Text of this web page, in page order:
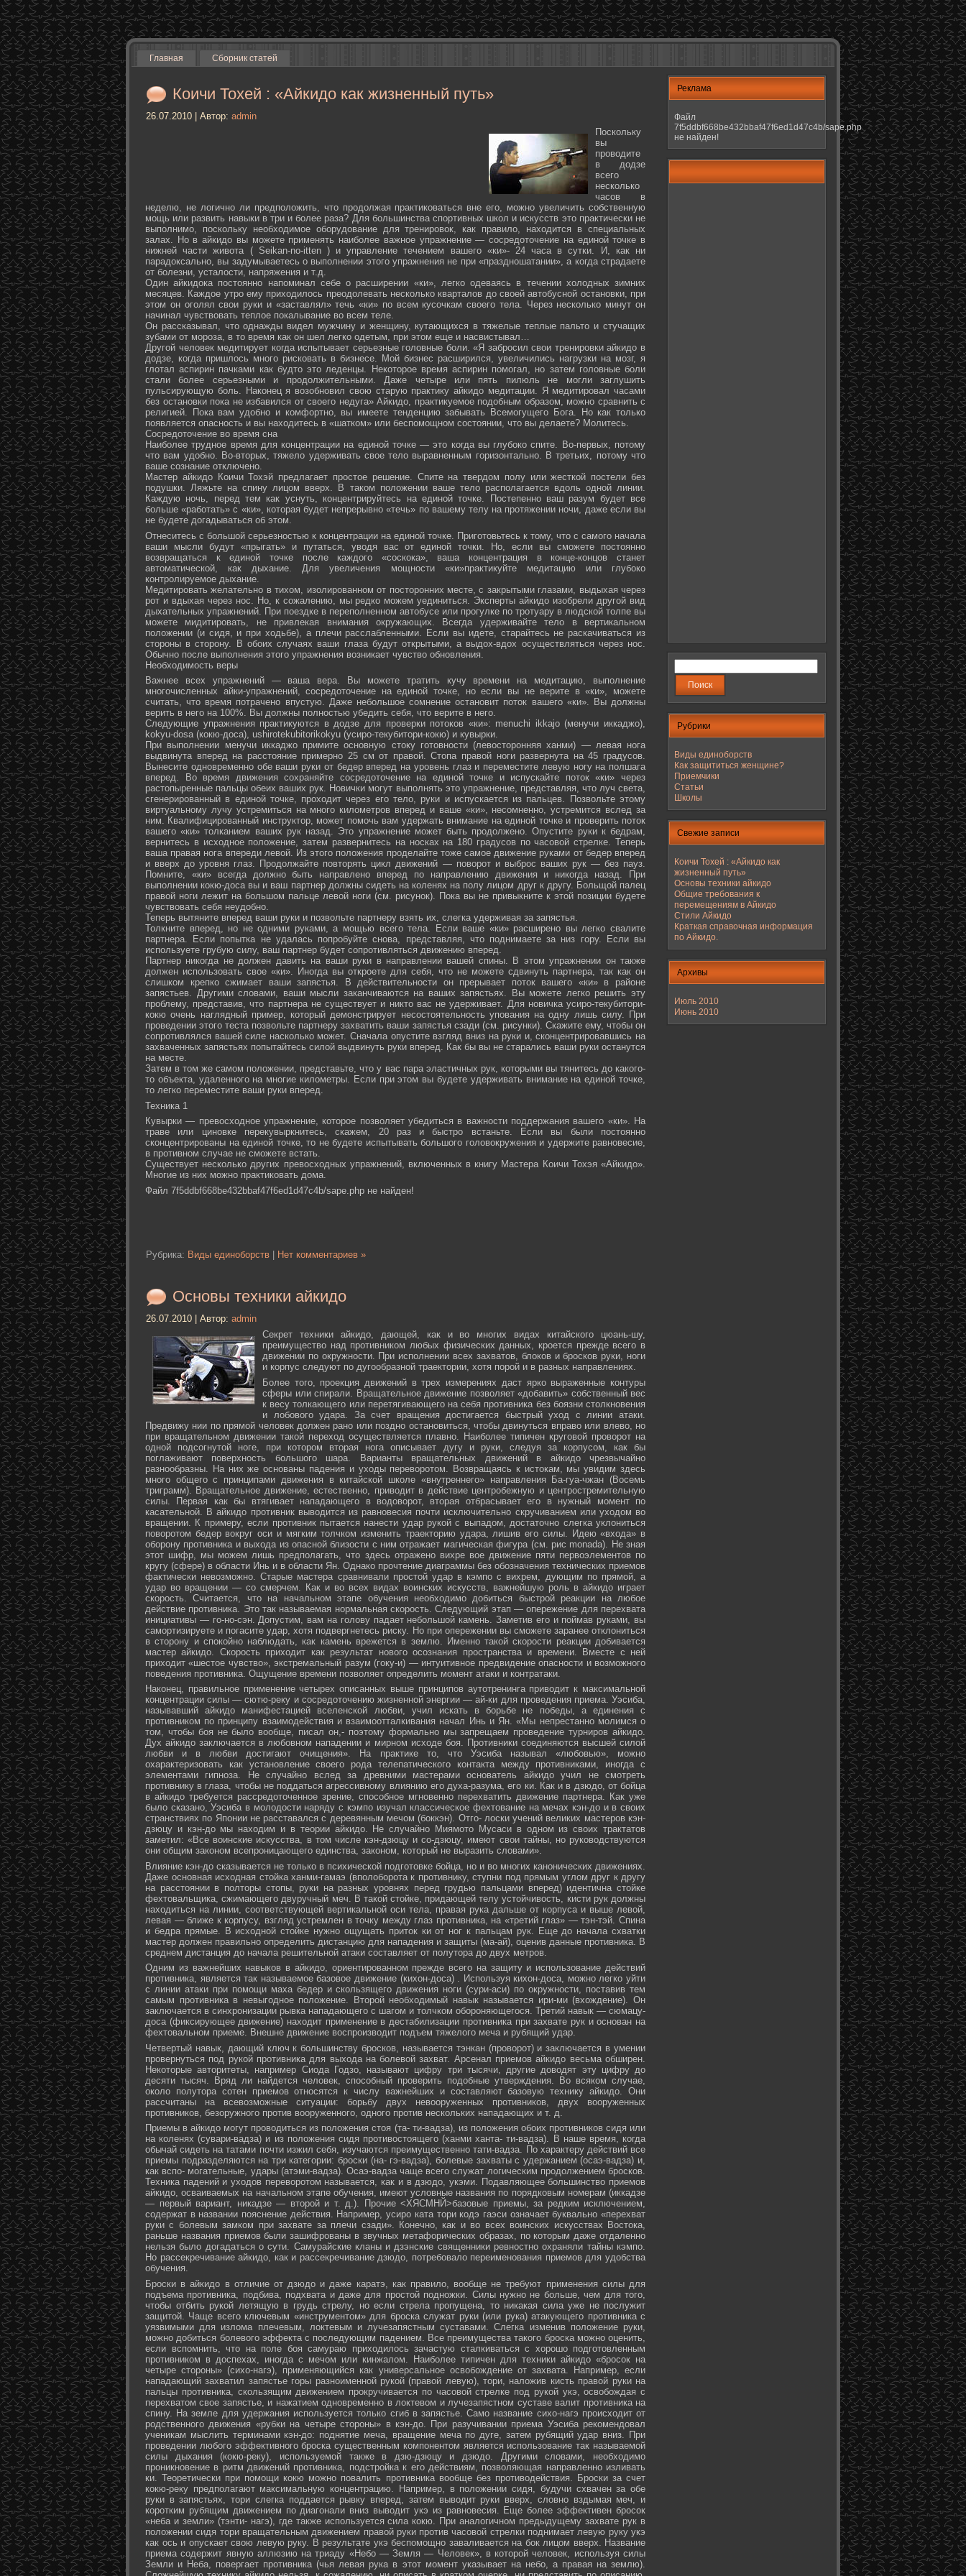
Главная Сборник статей
Коичи Тохей : «Айкидо как жизненный путь»
26.07.2010 | Автор: admin
Поскольку
вы
проводите
в додзе
всего
несколько
часов в
неделю, не логично ли предположить, что продолжая практиковаться вне его, можно увеличить собственную
мощь или развить навыки в три и более раза? Для большинства спортивных школ и искусств это практически не
выполнимо, поскольку необходимое оборудование для тренировок, как правило, находится в специальных
залах. Но в айкидо вы можете применять наиболее важное упражнение — сосредоточение на единой точке в
нижней части живота ( Seikan-­no-­itten ) и управление течением вашего «ки»- 24 часа в сутки. И, как ни
парадоксально, вы задумываетесь о выполнении этого упражнения не при «праздношатании», а когда страдаете
от болезни, усталости, напряжения и т.д.
Один айкидока постоянно напоминал себе о расширении «ки», легко одеваясь в течении холодных зимних
месяцев. Каждое утро ему приходилось преодолевать несколько кварталов до своей автобусной остановки, при
этом он оголял свои руки и «заставлял» течь «ки» по всем кусочкам своего тела. Через несколько минут он
начинал чувствовать теплое покалывание во всем теле.
Он рассказывал, что однажды видел мужчину и женщину, кутающихся в тяжелые теплые пальто и стучащих
зубами от мороза, в то время как он шел легко одетым, при этом еще и насвистывал…
Другой человек медитирует когда испытывает серьезные головные боли. «Я забросил свои тренировки айкидо в
додзе, когда пришлось много рисковать в бизнесе. Мой бизнес расширился, увеличились нагрузки на мозг, я
глотал аспирин пачками как будто это леденцы. Некоторое время аспирин помогал, но затем головные боли
стали более серьезными и продолжительными. Даже четыре или пять пилюль не могли заглушить
пульсирующую боль. Наконец я возобновил свою старую практику айкидо медитации. Я медитировал часами
без остановки пока не избавился от своего недуга» Айкидо, практикуемое подобным образом, можно сравнить с
религией. Пока вам удобно и комфортно, вы имеете тенденцию забывать Всемогущего Бога. Но как только
появляется опасность и вы находитесь в «шатком» или беспомощном состоянии, что вы делаете? Молитесь.
Сосредоточение во время сна
Наиболее трудное время для концентрации на единой точке — это когда вы глубоко спите. Во-первых, потому
что вам удобно. Во-вторых, тяжело удерживать свое тело выравненным горизонтально. В третьих, потому что
ваше сознание отключено.
Мастер айкидо Коичи Тохэй предлагает простое решение. Спите на твердом полу или жесткой постели без
подушки. Ляжьте на спину лицом вверх. В таком положении ваше тело располагается вдоль одной линии.
Каждую ночь, перед тем как уснуть, концентрируйтесь на единой точке. Постепенно ваш разум будет все
больше «работать» с «ки», которая будет непрерывно «течь» по вашему телу на протяжении ночи, даже если вы
не будете догадываться об этом.
Отнеситесь с большой серьезностью к концентрации на единой точке. Приготовьтесь к тому, что с самого начала
ваши мысли будут «прыгать» и путаться, уводя вас от единой точки. Но, если вы сможете постоянно
возвращаться к единой точке после каждого «соскока», ваша концентрация в конце-концов станет
автоматической, как дыхание. Для увеличения мощности «ки»практикуйте медитацию или глубоко
контролируемое дыхание.
Медитировать желательно в тихом, изолированном от посторонних месте, с закрытыми глазами, выдыхая через
рот и вдыхая через нос. Но, к сожалению, мы редко можем уединиться. Эксперты айкидо изобрели другой вид
дыхательных упражнений. При поездке в переполненном автобусе или прогулке по тротуару в людской толпе вы
можете мидитировать, не привлекая внимания окружающих. Всегда удерживайте тело в вертикальном
положении (и сидя, и при ходьбе), а плечи расслабленными. Если вы идете, старайтесь не раскачиваться из
стороны в сторону. В обоих случаях ваши глаза будут открытыми, а выдох-вдох осуществляться через нос.
Обычно после выполнения этого упражнения возникает чувство обновления.
Необходимость веры
Важнее всех упражнений — ваша вера. Вы можете тратить кучу времени на медитацию, выполнение
многочисленных айки-упражнений, сосредоточение на единой точке, но если вы не верите в «ки», можете
считать, что время потрачено впустую. Даже небольшое сомнение остановит поток вашего «ки». Вы должны
верить в него на 100%. Вы должны полностью убедить себя, что верите в него.
Следующие упражнения практикуются в додзе для проверки потоков «ки»: menuchi ikkajo (менучи иккаджо),
kokyu-dosa (кокю-доса), ushiro­tekubitori­kokyu (усиро-текубитори-кокю) и кувырки.
При выполнении менучи иккаджо примите основную стоку готовности (левосторонняя ханми) — левая нога
выдвинута вперед на расстояние примерно 25 см от правой. Стопа правой ноги развернута на 45 градусов.
Вынесите одновременно обе ваши руки от бедер вперед на уровень глаз и переместите левую ногу на полшага
вперед. Во время движения сохраняйте сосредоточение на единой точке и испускайте поток «ки» через
растопыренные пальцы обеих ваших рук. Новички могут выполнять это упражнение, представляя, что луч света,
сгенерированный в единой точке, проходит через его тело, руки и испускается из пальцев. Позвольте этому
виртуальному лучу устремиться на много километров вперед и ваше «ки», несомненно, устремится вслед за
ним. Квалифицированный инструктор, может помочь вам удержать внимание на единой точке и проверить поток
вашего «ки» толканием ваших рук назад. Это упражнение может быть продолжено. Опустите руки к бедрам,
вернитесь в исходное положение, затем развернитесь на носках на 180 градусов по часовой стрелке. Теперь
ваша правая нога впереди левой. Из этого положения проделайте тоже самое движение руками от бедер вперед
и вверх до уровня глаз. Продолжайте повторять цикл движений — поворот и выброс ваших рук — без пауз.
Помните, «ки» всегда должно быть направлено вперед по направлению движения и никогда назад. При
выполнении кокю-доса вы и ваш партнер должны сидеть на коленях на полу лицом друг к другу. Больщой палец
правой ноги лежит на большом пальце левой ноги (см. рисунок). Пока вы не привыкните к этой позиции будете
чувствовать себя неудобно.
Теперь вытяните вперед ваши руки и позвольте партнеру взять их, слегка удерживая за запястья.
Толкните вперед, но не одними руками, а мощью всего тела. Если ваше «ки» расширено вы легко свалите
партнера. Если попытка не удалась попробуйте снова, представляя, что поднимаете за низ гору. Если вы
используете грубую силу, ваш партнер будет сопротивляться движению вперед.
Партнер никогда не должен давить на ваши руки в направлении вашей спины. В этом упражнении он также
должен использовать свое «ки». Иногда вы откроете для себя, что не можете сдвинуть партнера, так как он
слишком крепко сжимает ваши запястья. В действительности он прерывает поток вашего «ки» в районе
запястьев. Другими словами, ваши мысли заканчиваются на ваших запястьях. Вы можете легко решить эту
проблему, представив, что партнера не существует и никто вас не удерживает. Для новичка усиро-текубитори-
кокю очень наглядный пример, который демонстрирует несостоятельность упования на одну лишь силу. При
проведении этого теста позвольте партнеру захватить ваши запястья сзади (см. рисунки). Скажите ему, чтобы он
сопротивлялся вашей силе насколько может. Сначала опустите взгляд вниз на руки и, сконцентрировавшись на
захваченных запястьях попытайтесь силой выдвинуть руки вперед. Как бы вы не старались ваши руки останутся
на месте.
Затем в том же самом положении, представьте, что у вас пара эластичных рук, которыми вы тянитесь до какого-
то объекта, удаленного на многие километры. Если при этом вы будете удерживать внимание на единой точке,
то легко переместите ваши руки вперед.
Техника 1
Кувырки — превосходное упражнение, которое позволяет убедиться в важности поддержания вашего «ки». На
траве или циновке перекувыркнитесь, скажем, 20 раз и быстро встаньте. Если вы были постоянно
сконцентрированы на единой точке, то не будете испытывать большого головокружения и удержите равновесие,
в противном случае не сможете встать.
Существует несколько других превосходных упражнений, включенных в книгу Мастера Коичи Тохэя «Айкидо».
Многие из них можно практиковать дома.
Файл 7f5ddbf668be432bbaf47f6ed1d47c4b/sape.php не найден!
Рубрика: Виды единоборств Нет комментариев »
Основы техники айкидо
26.07.2010 | Автор: admin
Секрет техники айкидо, дающей, как и во многих видах китайского цюань-шу,
преимущество над противником любых физических данных, кроется прежде всего в
движении по окружности. При исполнении всех захватов, блоков и бросков руки, ноги
и корпус следуют по дугообразной траектории, хотя порой и в разных направлениях.
Более того, проекция движений в трех измерениях даст ярко выраженные контуры
сферы или спирали. Вращательное движение позволяет «добавить» собственный вес
к весу толкающего или перетягивающего на себя противника без боязни столкновения
и лобового удара. За счет вращения достигается быстрый уход с линии атаки.
Предвижу нии по прямой человек должен рано или поздно остановиться, чтобы двинуться вправо или влево, но
при вращательном движении такой переход осуществляется плавно. Наиболее типичен круговой проворот на
одной подсогнутой ноге, при котором вторая нога описывает дугу и руки, следуя за корпусом, как бы
поглаживают поверхность большого шара. Варианты вращательных движений в айкидо чрезвычайно
разнообразны. На них же основаны падения и уходы переворотом. Возвращаясь к истокам, мы увидим здесь
много общего с принципами движения в китайской школе «внутреннего» направления Ба-гуа-чжан (Восемь
триграмм). Вращательное движение, естественно, приводит в действие центробежную и центростремительную
силы. Первая как бы втягивает нападающего в водоворот, вторая отбрасывает его в нужный момент по
касательной. В айкидо противник выводится из равновесия почти исключительно скручиванием или уходом во
вращении. К примеру, если противник пытается нанести удар рукой с выпадом, достаточно слегка уклониться
поворотом бедер вокруг оси и мягким толчком изменить траекторию удара, лишив его силы. Идею «входа» в
оборону противника и выхода из опасной близости с ним отражает магическая фигура (см. рис monada). Не зная
этот шифр, мы можем лишь предполагать, что здесь отражено вихре вое движение пяти первоэлементов по
кругу (сфере) в области Инь и в области Ян. Однако прочтение диаграммы без обозначения технических приемов
фактически невозможно. Старые мастера сравнивали простой удар в кэмпо с вихрем, дующим по прямой, а
удар во вращении — со смерчем. Как и во всех видах воинских искусств, важнейшую роль в айкидо играет
скорость. Считается, что на начальном этапе обучения необходимо добиться быстрой реакции на любое
действие противника. Это так называемая нормальная скорость. Следующий этап — опережение для перехвата
инициативы — го-но-сэн. Допустим, вам на голову падает небольшой камень. Заметив его и поймав руками, вы
самортизируете и погасите удар, хотя подвергнетесь риску. Но при опережении вы сможете заранее отклониться
в сторону и спокойно наблюдать, как камень врежется в землю. Именно такой скорости реакции добивается
мастер айкидо. Скорость приходит как результат нового осознания пространства и времени. Вместе с ней
приходит «шестое чувство», экстремальный разум (гоку-и) — интуитивное предвидение опасности и возможного
поведения противника. Ощущение времени позволяет определить момент атаки и контратаки.
Наконец, правильное применение четырех описанных выше принципов аутотренинга приводит к максимальной
концентрации силы — сютю-реку и сосредоточению жизненной энергии — ай-ки для проведения приема. Уэсиба,
называвший айкидо манифестацией вселенской любви, учил искать в борьбе не победы, а единения с
противником по принципу взаимодействия и взаимоотталкивания начал Инь и Ян. «Мы непрестанно молимся о
том, чтобы боя не было вообще, писал он,- поэтому формально мы запрещаем проведение турниров айкидо.
Дух айкидо заключается в любовном нападении и мирном исходе боя. Противники соединяются высшей силой
любви и в любви достигают очищения». На практике то, что Уэсиба называл «любовью», можно
охарактеризовать как установление своего рода телепатического контакта между противниками, иногда с
элементами гипноза. Не случайно вслед за древними мастерами основатель айкидо учил не смотреть
противнику в глаза, чтобы не поддаться агрессивному влиянию его духа-разума, его ки. Как и в дзюдо, от бойца
в айкидо требуется рассредоточенное зрение, способное мгновенно перехватить движение партнера. Как уже
было сказано, Уэсиба в молодости наряду с кэмпо изучал классическое фехтование на мечах кэн-до и в своих
странствиях по Японии не расставался с деревянным мечом (боккэн). Отго- лоски учений великих мастеров кэн-
дзюцу и кэн-до мы находим и в теории айкидо. Не случайно Миямото Мусаси в одном из своих трактатов
заметил: «Все воинские искусства, в том числе кэн-дзюцу и со-дзюцу, имеют свои тайны, но руководствуются
они общим законом всепроницающего единства, законом, который не выразить словами».
Влияние кэн-до сказывается не только в психической подготовке бойца, но и во многих канонических движениях.
Даже основная исходная стойка ханми-гамаэ (вполоборота к противнику, ступни под прямым углом друг к другу
на расстоянии в полторы стопы, руки на разных уровнях перед грудью пальцами вперед) идентична стойке
фехтовальщика, сжимающего двуручный меч. В такой стойке, придающей телу устойчивость, кисти рук должны
находиться на линии, соответствующей вертикальной оси тела, правая рука дальше от корпуса и выше левой,
левая — ближе к корпусу, взгляд устремлен в точку между глаз противника, на «третий глаз» — тэн-тэй. Спина
и бедра прямые. В исходной стойке нужно ощущать приток ки от ног к пальцам рук. Еще до начала схватки
мастер должен правильно определить дистанцию для нападения и защиты (ма-ай), оценив данные противника. В
среднем дистанция до начала решительной атаки составляет от полутора до двух метров.
Одним из важнейших навыков в айкидо, ориентированном прежде всего на защиту и использование действий
противника, является так называемое базовое движение (кихон-доса) . Используя кихон-доса, можно легко уйти
с линии атаки при помощи маха бедер и скользящего движения ноги (сури-аси) по окружности, поставив тем
самым противника в невыгодное положение. Второй необходимый навык называется ири-ми (вхождение). Он
заключается в синхронизации рывка нападающего с шагом и толчком обороняющегося. Третий навык — сюмацу-
доса (фиксирующее движение) находит применение в дестабилизации противника при захвате рук и основан на
фехтовальном приеме. Внешне движение воспроизводит подъем тяжелого меча и рубящий удар.
Четвертый навык, дающий ключ к большинству бросков, называется тэнкан (проворот) и заключается в умении
провернуться под рукой противника для выхода на болевой захват. Арсенал приемов айкидо весьма обширен.
Некоторые авторитеты, например Сиода Годзо, называют цифру три тысячи, другие доводят эту цифру до
десяти тысяч. Вряд ли найдется человек, способный проверить подобные утверждения. Во всяком случае,
около полутора сотен приемов относятся к числу важнейших и составляют базовую технику айкидо. Они
рассчитаны на всевозможные ситуации: борьбу двух невооруженных противников, двух вооруженных
противников, безоружного против вооруженного, одного против нескольких нападающих и т. д.
Приемы в айкидо могут проводиться из положения стоя (та- ти-вадза), из положения обоих противников сидя или
на коленях (сувари-вадза) и из положения сидя противостоящего (ханми ханта- ти-вадза). В наше время, когда
обычай сидеть на татами почти изжил себя, изучаются преимущественно тати-вадза. По характеру действий все
приемы подразделяются на три категории: броски (на- гэ-вадза), болевые захваты с удержанием (осаэ-вадза) и,
как вспо- могательные, удары (атэми-вадза). Осаэ-вадза чаще всего служат логическим продолжением бросков.
Техника падений и уходов переворотом называется, как и в дзюдо, укэми. Подавляющее большинство приемов
айкидо, осваиваемых на начальном этапе обучения, имеют условные названия по порядковым номерам (иккадзе
— первый вариант, никадзе — второй и т. д.). Прочие <ХЯСМНЙ>базовые приемы, за редким исключением,
содержат в названии пояснение действия. Например, усиро ката тори кодэ гаэси означает буквально «перехват
руки с болевым замком при захвате за плечи сзади». Конечно, как и во всех воинских искусствах Востока,
раньше названия приемов были зашифрованы в звучных метафорических образах, по которым даже отдаленно
нельзя было догадаться о сути. Самурайские кланы и дзэнские священники ревностно охраняли тайны кэмпо.
Но рассекречивание айкидо, как и рассекречивание дзюдо, потребовало переименования приемов для удобства
обучения.
Броски в айкидо в отличие от дзюдо и даже каратэ, как правило, вообще не требуют применения силы для
подъема противника, подбива, подхвата и даже для простой подножки. Силы нужно не больше, чем для того,
чтобы отбить рукой летящую в грудь стрелу, но если стрела пропущена, то никакая сила уже не послужит
защитой. Чаще всего ключевым «инструментом» для броска служат руки (или рука) атакующего противника с
уязвимыми для излома плечевым, локтевым и лучезапястным суставами. Слегка изменив положение руки,
можно добиться болевого эффекта с последующим падением. Все преимущества такого броска можно оценить,
если вспомнить, что на поле боя самураю приходилось зачастую сталкиваться с хорошо подготовленным
противником в доспехах, иногда с мечом или кинжалом. Наиболее типичен для техники айкидо «бросок на
четыре стороны» (сихо-нагэ), применяющийся как универсальное освобождение от захвата. Например, если
нападающий захватил запястье горы разноименной рукой (правой левую), тори, наложив кисть правой руки на
пальцы противника, скользящим движением прокручивается по часовой стрелке под рукой укэ, освобождая с
перехватом свое запястье, и нажатием одновременно в локтевом и лучезапястном суставе валит противника на
спину. На земле для удержания используется только сгиб в запястье. Само название сихо-нагэ происходит от
родственного движения «рубки на четыре стороны» в кэн-до. При разучивании приема Уэсиба рекомендовал
ученикам мыслить терминами кэн-до: поднятие меча, вращение меча по дуге, затем рубящий удар вниз. При
проведении любого эффективного броска существенным компонентом является использование так называемой
силы дыхания (кокю-реку), используемой также в дзю-дзюцу и дзюдо. Другими словами, необходимо
проникновение в ритм движений противника, подстройка к его действиям, позволяющая направленно изливать
ки. Теоретически при помощи кокю можно повалить противника вообще без противодействия. Броски за счет
кокю-реку предполагают максимальную концентрацию. Например, в положении сидя, будучи схвачен за обе
руки в запястьях, тори слегка поддается рывку вперед, затем выводит руки вверх, словно вздымая меч, и
коротким рубящим движением по диагонали вниз выводит укэ из равновесия. Еще более эффективен бросок
«неба и земли» (тэнти- нагэ), где также используется сила кокю. При аналогичном предыдущему захвате рук в
положении сидя тори вращательным движением правой руки против часовой стрелки поднимает левую руку укэ
как ось и опускает свою левую руку. В результате укэ беспомощно заваливается на бок лицом вверх. Название
приема содержит явную аллюзию на триаду «Небо — Земля — Человек», в которой человек, используя силы
Земли и Неба, повергает противника (чья левая рука в этот момент указывает на небо, а правая на землю).
Реклама
Файл
7f5ddbf668be432bbaf47f6ed1d47c4b/sape.php
не найден!
Рубрики
Виды единоборств
Как защититься женщине?
Приемчики
Статьи
Школы
Свежие записи
Коичи Тохей : «Айкидо как
жизненный путь»
Основы техники айкидо
Общие требования к
перемещениям в Айкидо
Стили Айкидо
Краткая справочная информация
по Айкидо.
Архивы
Июль 2010
Июнь 2010